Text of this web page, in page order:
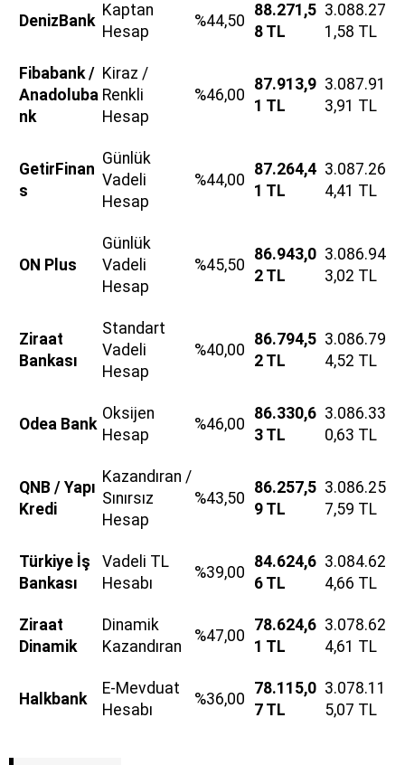
DenizBank
Kaptan
Hesap
%44,50
88.271,5
8 TL
3.088.27
1,58 TL
Fibabank /
Anadoluba
nk
Kiraz /
Renkli
Hesap
%46,00
87.913,9
1 TL
3.087.91
3,91 TL
GetirFinan
s
Günlük
Vadeli
Hesap
%44,00
87.264,4
1 TL
3.087.26
4,41 TL
ON Plus
Günlük
Vadeli
Hesap
%45,50
86.943,0
2 TL
3.086.94
3,02 TL
Ziraat
Bankası
Standart
Vadeli
Hesap
%40,00
86.794,5
2 TL
3.086.79
4,52 TL
Odea Bank
Oksijen
Hesap
%46,00
86.330,6
3 TL
3.086.33
0,63 TL
QNB / Yapı
Kredi
Kazandıran /
Sınırsız
Hesap
%43,50
86.257,5
9 TL
3.086.25
7,59 TL
Türkiye İş
Bankası
Vadeli TL
Hesabı
%39,00
84.624,6
6 TL
3.084.62
4,66 TL
Ziraat
Dinamik
Dinamik
Kazandıran
%47,00
78.624,6
1 TL
3.078.62
4,61 TL
Halkbank
E-Mevduat
Hesabı
%36,00
78.115,0
7 TL
3.078.11
5,07 TL